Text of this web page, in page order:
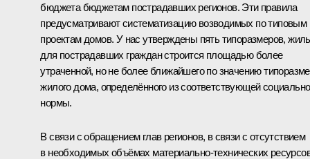
бюджета бюджетам пострадавших регионов. Эти правила
предусматривают систематизацию возводимых по типовым
проектам домов. У нас утверждены пять типоразмеров,
для пострадавших граждан строится площадью более
утраченной, но не более ближайшего по значению
жилого дома, определённого из соответствующей
нормы.
В связи с обращением глав регионов, в связи с отсутствием
в необходимых объёмах материально-технических